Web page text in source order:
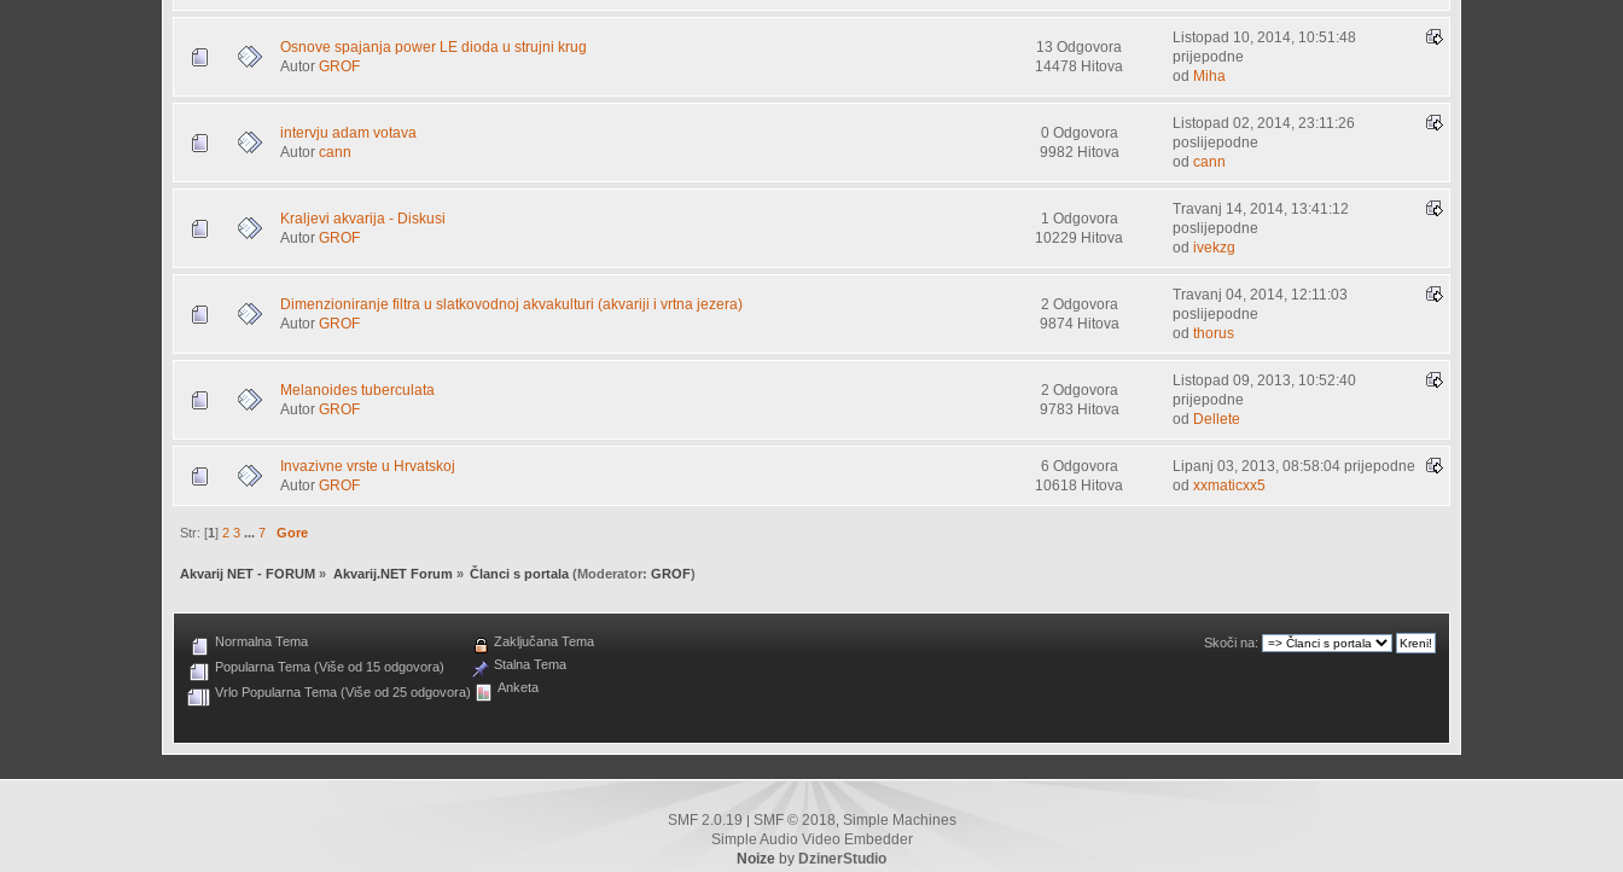
Osnove spajanja power LE dioda u strujni krug
AutorGROF
13 Odgovora
14478 Hitova
Listopad 10, 2014, 10:51:48
prijepodne
od Miha
intervju adam votava
Autorcann
0 Odgovora
9982 Hitova
Listopad 02, 2014, 23:11:26
poslijepodne
odcann
Kraljevi akvarija - Diskusi
AutorGROF
1 Odgovora
10229 Hitova
Travanj 14, 2014, 13:41:12
poslijepodne
odivekzg
Dimenzioniranje filtra u slatkovodnoj akvakulturi (akvariji i vrtna jezera)
AutorGROF
2 Odgovora
9874 Hitova
Travanj 04, 2014, 12:11:03
poslijepodne
odthorus
Melanoides tuberculata
AutorGROF
2 Odgovora
9783 Hitova
Listopad 09, 2013, 10:52:40
prijepodne
od Dellete
Invazivne vrste u Hrvatskoj
AutorGROF
6 Odgovora
10618 Hitova
Lipanj 03, 2013, 08:58:04 prijepodne
odxxmaticxx5
Str: [1] 2 3 ... 7 Gore
Akvarij NET - FORUM » Akvarij.NET Forum » Članci s portala (Moderator:GROF)
Skoči na:
Normalna Tema
Popularna Tema (Više od 15 odgovora)
Vrlo Popularna Tema (Više od 25 odgovora)
Zaključana Tema
Stalna Tema
Anketa
SMF 2.0.19 | SMF © 2018 Simple Machines
Simple Audio Video Embedder
Noize by DzinerStudio